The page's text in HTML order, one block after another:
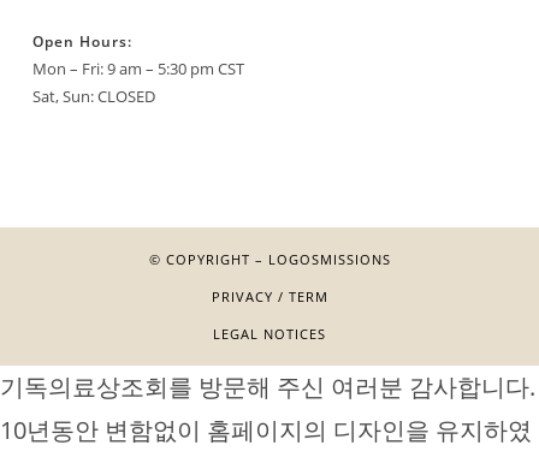
Open Hours:
Mon – Fri: 9 am – 5:30 pm CST
Sat, Sun: CLOSED
© COPYRIGHT – LOGOSMISSIONS
PRIVACY / TERM
LEGAL NOTICES
기독의료상조회를 방문해 주신 여러분 감사합니다.
10년동안 변함없이 홈페이지의 디자인을 유지하였